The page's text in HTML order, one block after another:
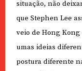
situação, não
que Stephen Lee
veio de Hong
umas ideias
postura diferente